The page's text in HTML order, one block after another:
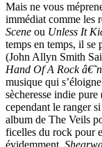
Mais ne vous
immédiat comme les
Scene ou Unless It
temps en temps, il se
(John Allyn Smith
Hand Of A Rock
musique qui
sècheresse indie pure
cependant le ranger
album de The Veils
ficelles du rock pour